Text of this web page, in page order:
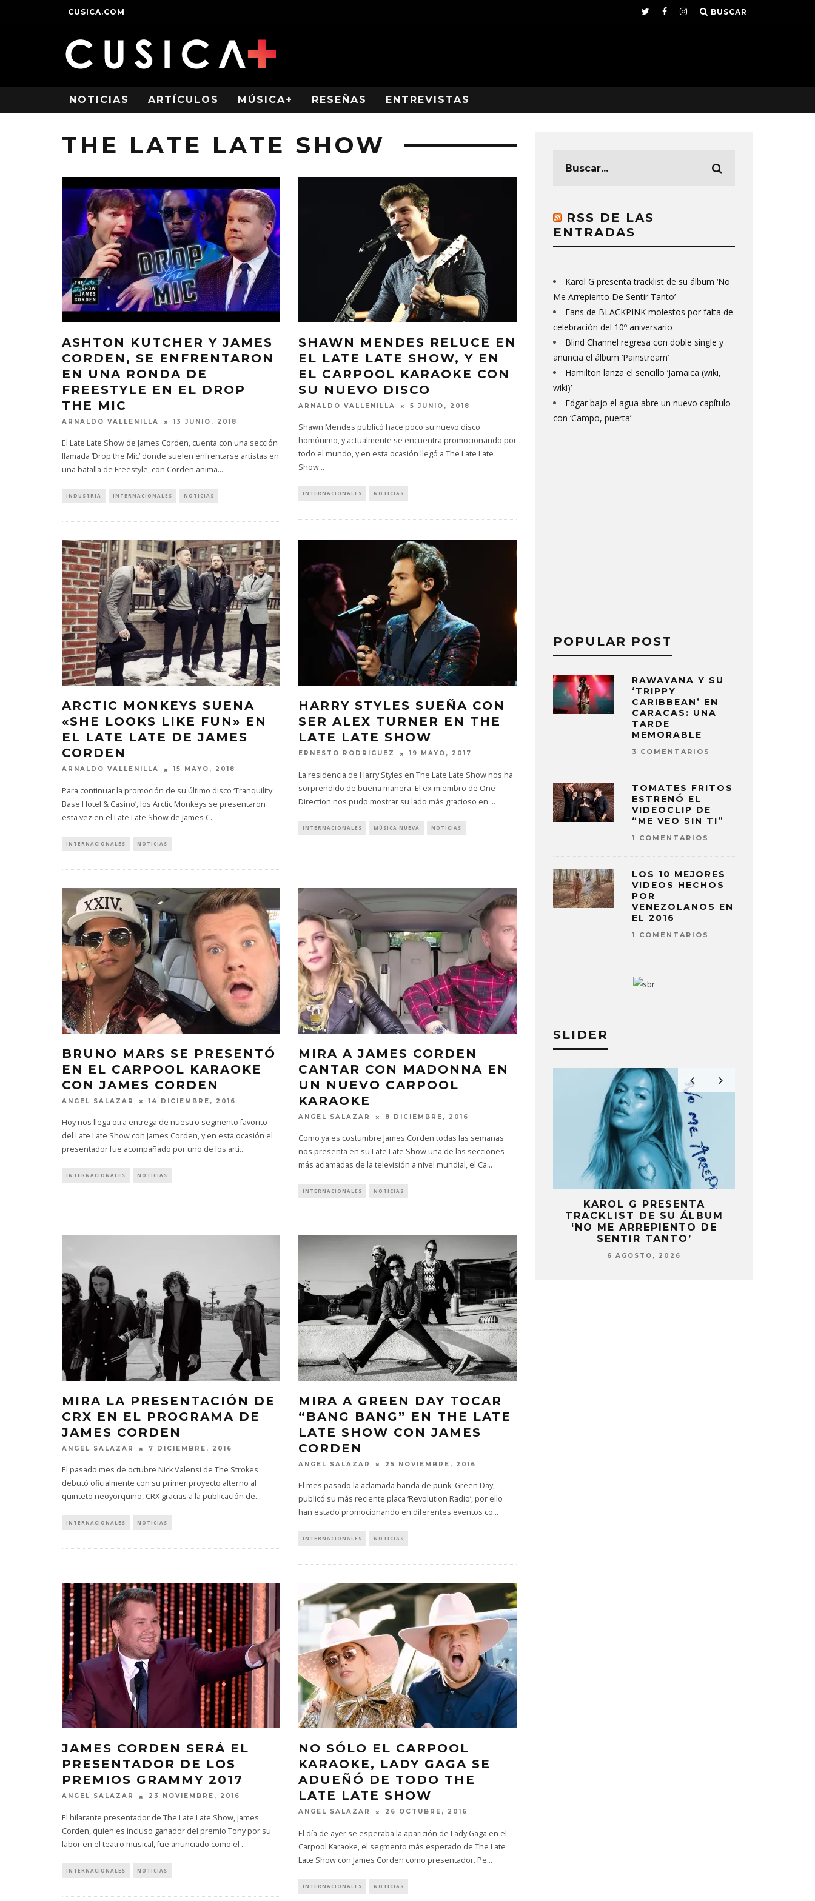
CUSICA.COM BUSCAR
NOTICIAS ARTÍCULOS MÚSICA+ RESEÑAS ENTREVISTAS
THE LATE LATE SHOW
ASHTON KUTCHER Y JAMES
CORDEN, SE ENFRENTARON
EN UNA RONDA DE
FREESTYLE EN EL DROP
THE MIC
ARNALDO VALLENILLA 13 JUNIO, 2018
El Late Late Show de James Corden, cuenta con una sección
llamada ‘Drop the Mic’ donde suelen enfrentarse artistas en
una batalla de Freestyle, con Corden anima...
INDUSTRIA INTERNACIONALES NOTICIAS
SHAWN MENDES RELUCE EN
EL LATE LATE SHOW, Y EN
EL CARPOOL KARAOKE CON
SU NUEVO DISCO
ARNALDO VALLENILLA 5 JUNIO, 2018
Shawn Mendes publicó hace poco su nuevo disco
homónimo, y actualmente se encuentra promocionando por
todo el mundo, y en esta ocasión llegó a The Late Late
Show...
INTERNACIONALES NOTICIAS
ARCTIC MONKEYS SUENA
«SHE LOOKS LIKE FUN» EN
EL LATE LATE DE JAMES
CORDEN
ARNALDO VALLENILLA 15 MAYO, 2018
Para continuar la promoción de su último disco ‘Tranquility
Base Hotel & Casino’, los Arctic Monkeys se presentaron
esta vez en el Late Late Show de James C...
INTERNACIONALES NOTICIAS
HARRY STYLES SUEÑA CON
SER ALEX TURNER EN THE
LATE LATE SHOW
ERNESTO RODRIGUEZ 19 MAYO, 2017
La residencia de Harry Styles en The Late Late Show nos ha
sorprendido de buena manera. El ex miembro de One
Direction nos pudo mostrar su lado más gracioso en ...
INTERNACIONALES MÚSICA NUEVA NOTICIAS
BRUNO MARS SE PRESENTÓ
EN EL CARPOOL KARAOKE
CON JAMES CORDEN
ANGEL SALAZAR 14 DICIEMBRE, 2016
Hoy nos llega otra entrega de nuestro segmento favorito
del Late Late Show con James Corden, y en esta ocasión el
presentador fue acompañado por uno de los arti...
INTERNACIONALES NOTICIAS
MIRA A JAMES CORDEN
CANTAR CON MADONNA EN
UN NUEVO CARPOOL
KARAOKE
ANGEL SALAZAR 8 DICIEMBRE, 2016
Como ya es costumbre James Corden todas las semanas
nos presenta en su Late Late Show una de las secciones
más aclamadas de la televisión a nivel mundial, el Ca...
INTERNACIONALES NOTICIAS
MIRA LA PRESENTACIÓN DE
CRX EN EL PROGRAMA DE
JAMES CORDEN
ANGEL SALAZAR 7 DICIEMBRE, 2016
El pasado mes de octubre Nick Valensi de The Strokes
debutó oficialmente con su primer proyecto alterno al
quinteto neoyorquino, CRX gracias a la publicación de...
INTERNACIONALES NOTICIAS
MIRA A GREEN DAY TOCAR
“BANG BANG” EN THE LATE
LATE SHOW CON JAMES
CORDEN
ANGEL SALAZAR 25 NOVIEMBRE, 2016
El mes pasado la aclamada banda de punk, Green Day,
publicó su más reciente placa ‘Revolution Radio’, por ello
han estado promocionando en diferentes eventos co...
INTERNACIONALES NOTICIAS
JAMES CORDEN SERÁ EL
PRESENTADOR DE LOS
PREMIOS GRAMMY 2017
ANGEL SALAZAR 23 NOVIEMBRE, 2016
El hilarante presentador de The Late Late Show, James
Corden, quien es incluso ganador del premio Tony por su
labor en el teatro musical, fue anunciado como el ...
INTERNACIONALES NOTICIAS
NO SÓLO EL CARPOOL
KARAOKE, LADY GAGA SE
ADUEÑÓ DE TODO THE
LATE LATE SHOW
ANGEL SALAZAR 26 OCTUBRE, 2016
El día de ayer se esperaba la aparición de Lady Gaga en el
Carpool Karaoke, el segmento más esperado de The Late
Late Show con James Corden como presentador. Pe...
INTERNACIONALES NOTICIAS
RSS DE LAS
ENTRADAS
Karol G presenta tracklist de su álbum ‘No
Me Arrepiento De Sentir Tanto’
Fans de BLACKPINK molestos por falta de
celebración del 10º aniversario
Blind Channel regresa con doble single y
anuncia el álbum ‘Painstream’
Hamilton lanza el sencillo ‘Jamaica (wiki,
wiki)’
Edgar bajo el agua abre un nuevo capítulo
con ‘Campo, puerta’
POPULAR POST
RAWAYANA Y SU
‘TRIPPY
CARIBBEAN’ EN
CARACAS: UNA
TARDE
MEMORABLE
3 COMENTARIOS
TOMATES FRITOS
ESTRENÓ EL
VIDEOCLIP DE
“ME VEO SIN TI”
1 COMENTARIOS
LOS 10 MEJORES
VIDEOS HECHOS
POR
VENEZOLANOS EN
EL 2016
1 COMENTARIOS
SLIDER
NUEVO ÁLBUM Y ADELANTA
6 AGOSTO, 2026
KAROL G PRESENTA
TRACKLIST DE SU ÁLBUM
‘NO ME ARREPIENTO DE
SENTIR TANTO’
6 AGOSTO, 2026